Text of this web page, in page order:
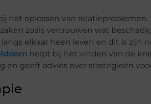
het oplossen van
zoals vertrouwen wat
elkaar heen leven en dit is zijn
helpt bij het vinden van de
en geeft advies over strategieën